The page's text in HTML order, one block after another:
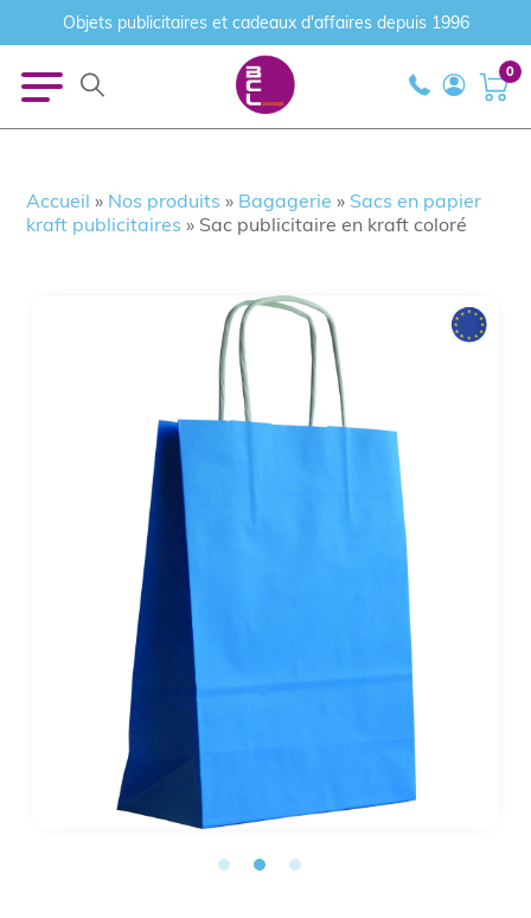
Objets publicitaires et cadeaux d'affaires depuis 1996
0
Accueil » Nos produits » Bagagerie » Sacs en papier
kraft publicitaires » Sac publicitaire en kraft coloré